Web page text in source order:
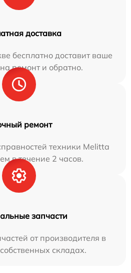
доставка
бесплатно доставит ваше
ремонт и обратно.
ремонт
техники Melitta
в течение 2 часов.
запчасти
от производителя в
складах.